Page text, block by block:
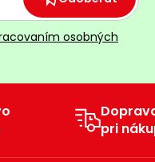
osobných
pri